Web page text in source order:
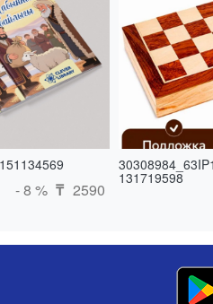
- 8 % ₸ 2590
131719598